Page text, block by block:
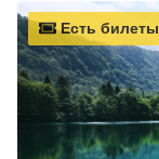
Есть билеты